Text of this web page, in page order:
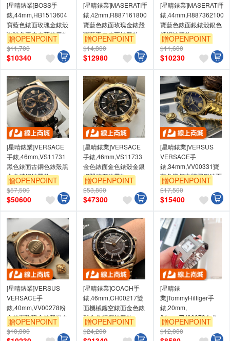
[星晴錶業]BOSS手
錶,44mm,HB1513604
寶藍色錶面玫瑰金錶殼
咖啡色真皮皮革錶帶款
贈OPENPOINT
$11,700
$10340
[星晴錶業]MASERATI手
錶,42mm,R8871618007
寶藍色錶面玫瑰金錶殼
寶藍真皮皮革錶帶款
贈OPENPOINT
$14,800
$12980
[星晴錶業]MASERATI手
錶,44mm,R8873621008
寶藍色錶面銀錶殼銀色
精鋼錶帶款
贈OPENPOINT
$11,600
$10230
[星晴錶業]VERSACE
手錶,46mm,VS11731
黑色錶面古銅色錶殼黑
金色精鋼錶帶款
贈OPENPOINT
$57,500
$50600
[星晴錶業]VERSACE
手錶,46mm,VS11733
金色錶面金色錶殼金銀
相間精鋼錶帶款
贈OPENPOINT
$53,800
$47300
[星晴錶業]VERSUS
VERSACE手
錶,34mm,VV00331寶
藍色幾何立體圖形錶面
金色錶殼金色精鋼錶帶
款
贈OPENPOINT
$17,500
$15400
[星晴錶業]VERSUS
VERSACE手
錶,40mm,VV00278粉
金錶面玫瑰金錶殼米白
真皮皮革錶帶款
贈OPENPOINT
$10,300
[星晴錶業]COACH手
錶,46mm,CH00217雙
面機械鏤空錶面金色錶
殼金色精鋼錶帶款
贈OPENPOINT
$24,200
[星晴錶
業]TommyHilfiger手
錶,20mm,
34mm,TH00073白色
錶面銀錶殼藍紅真皮皮
革錶帶款
贈OPENPOINT
$12,000